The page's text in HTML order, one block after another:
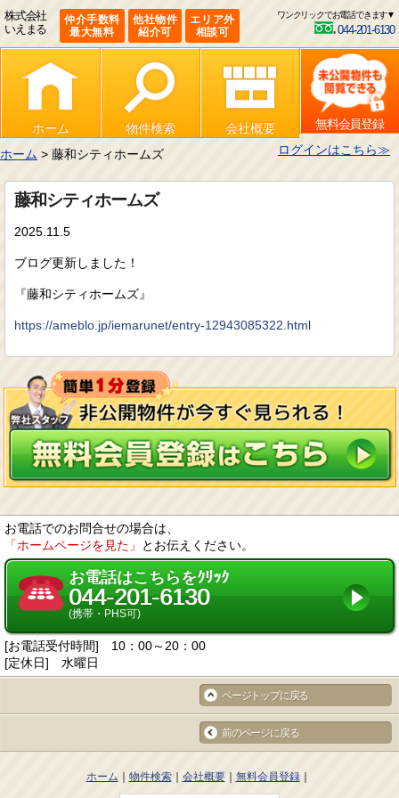
株式会社
いえまる
仲介手数料
最大無料
他社物件
紹介可
エリア外
相談可
ワンクリックでお電話できます▼
044-201-6130
ホーム 物件検索 会社概要
無料会員登録
ログインはこちら≫
ホーム > 藤和シティホームズ
藤和シティホームズ
2025.11.5
ブログ更新しました！
『藤和シティホームズ』
https://ameblo.jp/iemarunet/entry-12943085322.html
お電話でのお問合せの場合は、
「ホームページを見た」
とお伝えください。
お電話はこちらをｸﾘｯｸ
044-201-6130
(携帯・PHS可)
[お電話受付時間] 10：00～20：00
[定休日] 水曜日
ページトップに戻る
前のページに戻る
ホーム 物件検索 会社概要 無料会員登録